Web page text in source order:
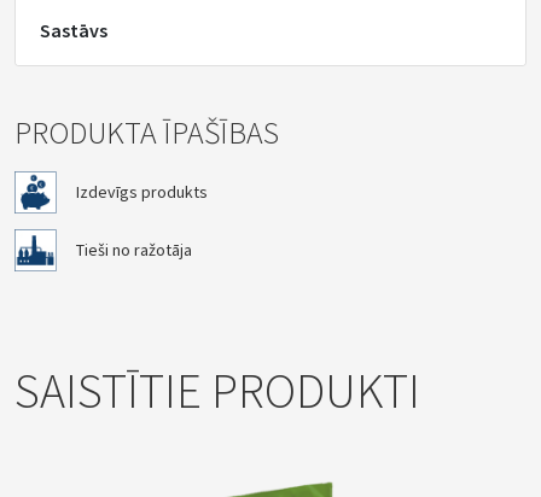
Sastāvs
PRODUKTA ĪPAŠĪBAS
Izdevīgs produkts
Tieši no ražotāja
SAISTĪTIE PRODUKTI